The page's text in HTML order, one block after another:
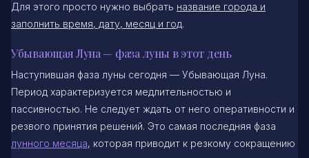
Для этого просто нужно выбрать название города и
заполнить время, дату, месяц и год.
Убывающая Луна — фаза луны в этот день
Наступившая фаза луны сегодня — Убывающая Луна.
Период характеризуется медлительностью и
пассивностью. Не следует ждать от него оперативности и
резвого принятия решений. Это самая последняя фаза
лунного месяца, которая приводит к резкому сокращению